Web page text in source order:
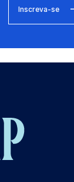
Inscreva-se